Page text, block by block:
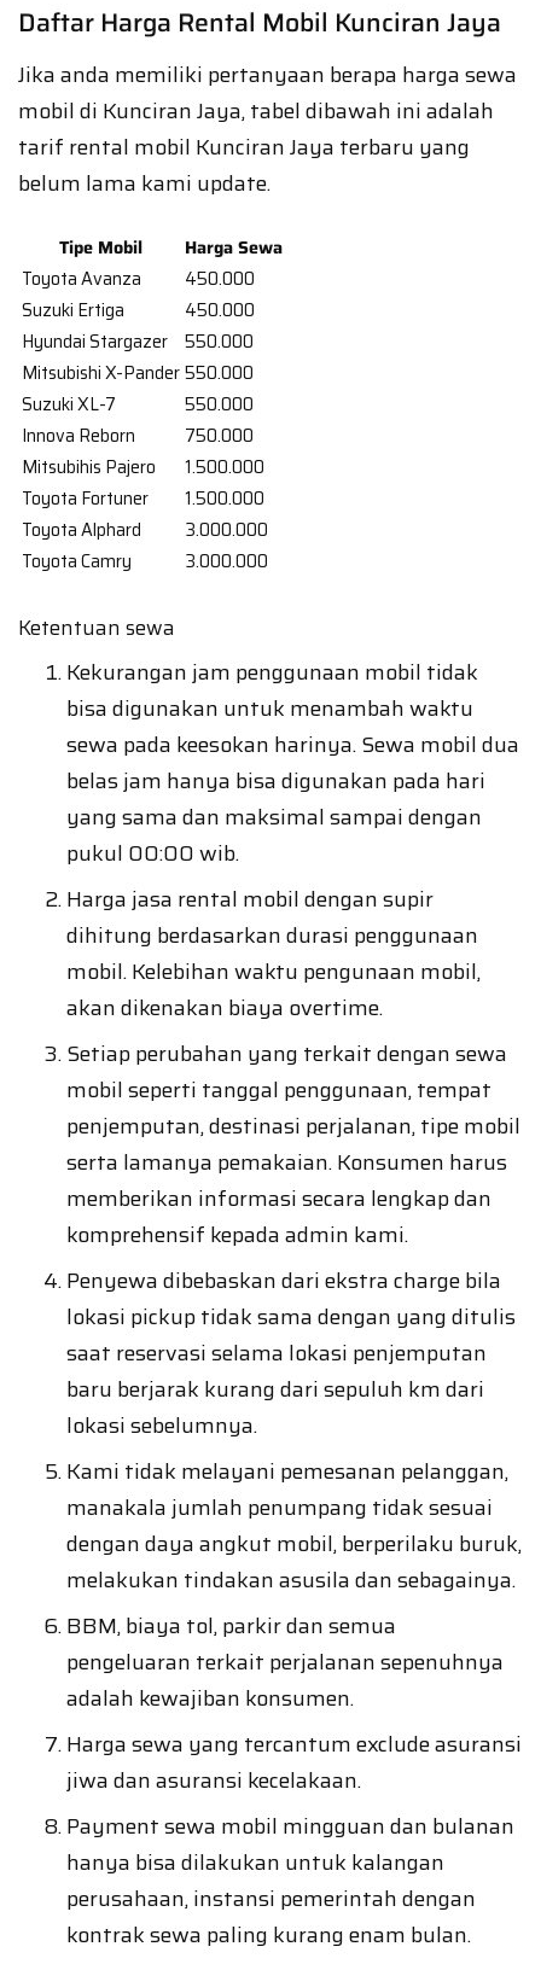
Daftar Harga Rental Mobil Kunciran Jaya
Jika anda memiliki pertanyaan berapa harga sewa
mobil di Kunciran Jaya, tabel dibawah ini adalah
tarif rental mobil Kunciran Jaya terbaru yang
belum lama kami update.
Tipe Mobil
Harga Sewa
Toyota Avanza
450.000
Suzuki Ertiga
450.000
Hyundai Stargazer
550.000
Mitsubishi X-Pander550.000
Suzuki XL-7
550.000
Innova Reborn
750.000
Mitsubihis Pajero
1.500.000
Toyota Fortuner
1.500.000
Toyota Alphard
3.000.000
Toyota Camry
3.000.000
Ketentuan sewa
Kekurangan jam penggunaan mobil tidak
bisa digunakan untuk menambah waktu
sewa pada keesokan harinya. Sewa mobil dua
belas jam hanya bisa digunakan pada hari
yang sama dan maksimal sampai dengan
pukul 00:00 wib.
Harga jasa rental mobil dengan supir
dihitung berdasarkan durasi penggunaan
mobil. Kelebihan waktu pengunaan mobil,
akan dikenakan biaya overtime.
Setiap perubahan yang terkait dengan sewa
mobil seperti tanggal penggunaan, tempat
penjemputan, destinasi perjalanan, tipe mobil
serta lamanya pemakaian. Konsumen harus
memberikan informasi secara lengkap dan
komprehensif kepada admin kami.
Penyewa dibebaskan dari ekstra charge bila
lokasi pickup tidak sama dengan yang ditulis
saat reservasi selama lokasi penjemputan
baru berjarak kurang dari sepuluh km dari
lokasi sebelumnya.
Kami tidak melayani pemesanan pelanggan,
manakala jumlah penumpang tidak sesuai
dengan daya angkut mobil, berperilaku buruk,
melakukan tindakan asusila dan sebagainya.
BBM, biaya tol, parkir dan semua
pengeluaran terkait perjalanan sepenuhnya
adalah kewajiban konsumen.
Harga sewa yang tercantum exclude asuransi
jiwa dan asuransi kecelakaan.
Payment sewa mobil mingguan dan bulanan
hanya bisa dilakukan untuk kalangan
perusahaan, instansi pemerintah dengan
kontrak sewa paling kurang enam bulan.